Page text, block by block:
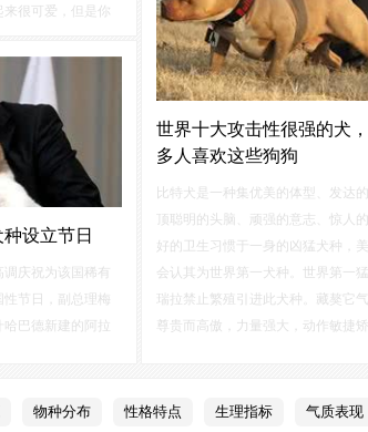
来很可爱，但是你
锐的嗅觉，忠诚
保护主人和家
世界十大攻击性很强的犬
多人喜欢这些狗狗
比特犬是一种集优美的体型、发达
顶聪明的头脑、顽强的意志、惊人
好的卫生习惯于一身的凶猛犬种，
会认其为世界第一犬种。世界第一
瑞拉禁止繁殖引进此犬种。藏獒它气
尊贵而高傲，力量强大，动作敏捷
设立节日
庆祝为该国稀有
节日，副总理梅
巴德新建的阿拉
为同汗血宝马一
物种分布 性格特点 生理指标 气质表现